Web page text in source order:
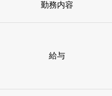
勤務内容
給与